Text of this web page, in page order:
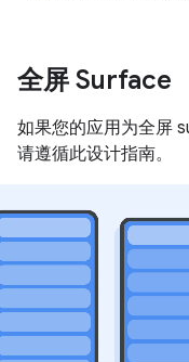
全屏 Surface
如果您的应用为全屏
请遵循此设计指南。